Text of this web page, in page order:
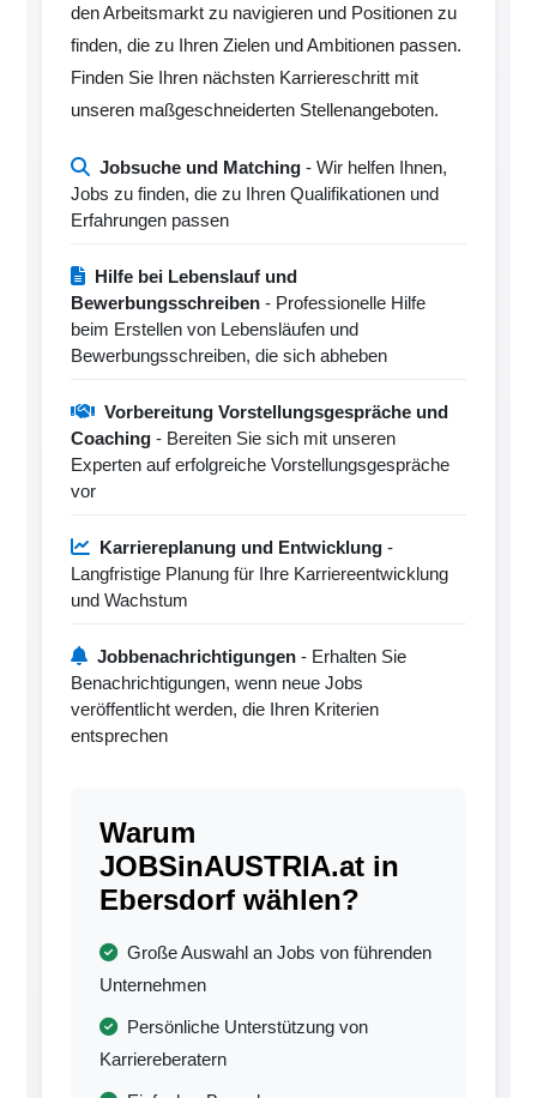
den Arbeitsmarkt zu navigieren und Positionen zu
finden, die zu Ihren Zielen und Ambitionen passen.
Finden Sie Ihren nächsten Karriereschritt mit
unseren maßgeschneiderten Stellenangeboten.
Jobsuche und Matching - Wir helfen Ihnen,
Jobs zu finden, die zu Ihren Qualifikationen und
Erfahrungen passen
Hilfe bei Lebenslauf und
Bewerbungsschreiben - Professionelle Hilfe
beim Erstellen von Lebensläufen und
Bewerbungsschreiben, die sich abheben
Vorbereitung Vorstellungsgespräche und
Coaching - Bereiten Sie sich mit unseren
Experten auf erfolgreiche Vorstellungsgespräche
vor
Karriereplanung und Entwicklung -
Langfristige Planung für Ihre Karriereentwicklung
und Wachstum
Jobbenachrichtigungen - Erhalten Sie
Benachrichtigungen, wenn neue Jobs
veröffentlicht werden, die Ihren Kriterien
entsprechen
Warum
JOBSinAUSTRIA.at in
Ebersdorf wählen?
Große Auswahl an Jobs von führenden
Unternehmen
Persönliche Unterstützung von
Karriereberatern